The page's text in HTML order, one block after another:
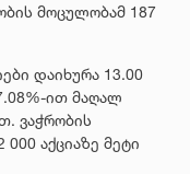
მოცულობამ 187
დაიხურა 13.00
ით მაღალ
ვაჭრობის
აქციაზე მეტი